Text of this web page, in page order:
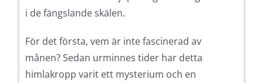
i de fängslande skälen.
För det första, vem är inte fascinerad av
månen? Sedan urminnes tider har detta
himlakropp varit ett mysterium och en